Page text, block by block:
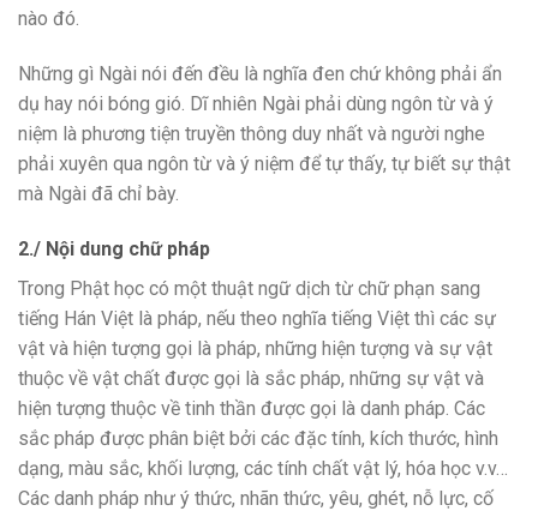
nào đó.
Những gì Ngài nói đến đều là nghĩa đen chứ không phải ẩn
dụ hay nói bóng gió. Dĩ nhiên Ngài phải dùng ngôn từ và ý
niệm là phương tiện truyền thông duy nhất và người nghe
phải xuyên qua ngôn từ và ý niệm để tự thấy, tự biết sự thật
mà Ngài đã chỉ bày.
2./ Nội dung chữ pháp
Trong Phật học có một thuật ngữ dịch từ chữ phạn sang
tiếng Hán Việt là pháp, nếu theo nghĩa tiếng Việt thì các sự
vật và hiện tượng gọi là pháp, những hiện tượng và sự vật
thuộc về vật chất được gọi là sắc pháp, những sự vật và
hiện tượng thuộc về tinh thần được gọi là danh pháp. Các
sắc pháp được phân biệt bởi các đặc tính, kích thước, hình
dạng, màu sắc, khối lượng, các tính chất vật lý, hóa học v.v…
Các danh pháp như ý thức, nhãn thức, yêu, ghét, nỗ lực, cố